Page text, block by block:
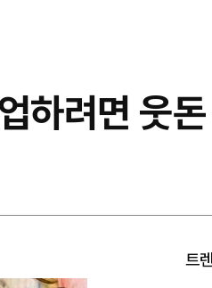
하려면 웃
트